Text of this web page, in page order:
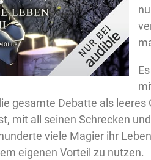
gesamte Debatte als
mit all seinen Schrecken
viele Magier ihr
eigenen Vorteil zu nutzen.